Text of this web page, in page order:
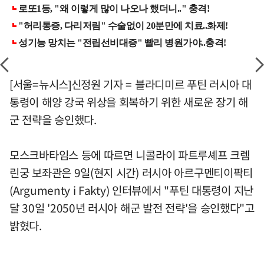
[서울=뉴시스]신정원 기자 = 블라디미르 푸틴 러시아 대
통령이 해양 강국 위상을 회복하기 위한 새로운 장기 해
군 전략을 승인했다.
모스크바타임스 등에 따르면 니콜라이 파트루셰프 크렘
린궁 보좌관은 9일(현지 시간) 러시아 아르구멘티이팍티
(Argumenty i Fakty) 인터뷰에서 "푸틴 대통령이 지난
달 30일 '2050년 러시아 해군 발전 전략'을 승인했다"고
밝혔다.